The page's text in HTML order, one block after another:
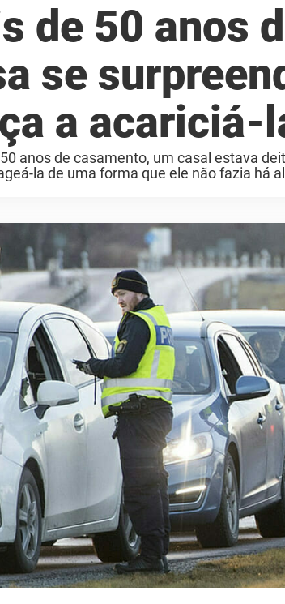
de 50 anos
se
a acariciá-
anos de casamento, um casal estava
la de uma forma que ele não fazia há